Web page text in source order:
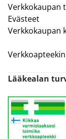
Verkkokaupan
Evästeet
Verkkokaupan
Lääkealan